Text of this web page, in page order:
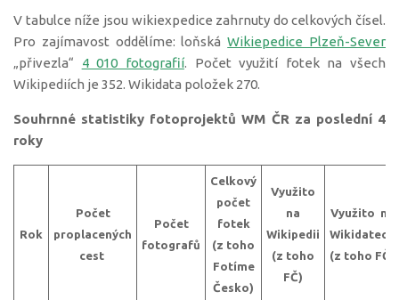
V tabulce níže jsou wikiexpedice zahrnuty do celkových čísel.
Pro zajímavost oddělíme: loňskáWikiepedice Plzeň-Sever
„přivezla“ 4 010 fotografií. Počet využití fotek na všech
Wikipediích je 352. Wikidata položek 270.
Souhrnné statistiky fotoprojektů WM ČR za poslední 4
roky
Rok
Počet
proplacených
cest
Počet
fotografů
Celkový
počet
fotek
(z toho
Fotíme
Česko)
Využito
na
Wikipedii
(z toho
FČ)
Využito na
Wikidatech
(z toho FČ)